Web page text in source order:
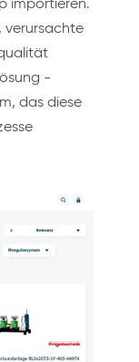
verursachte
-
das diese